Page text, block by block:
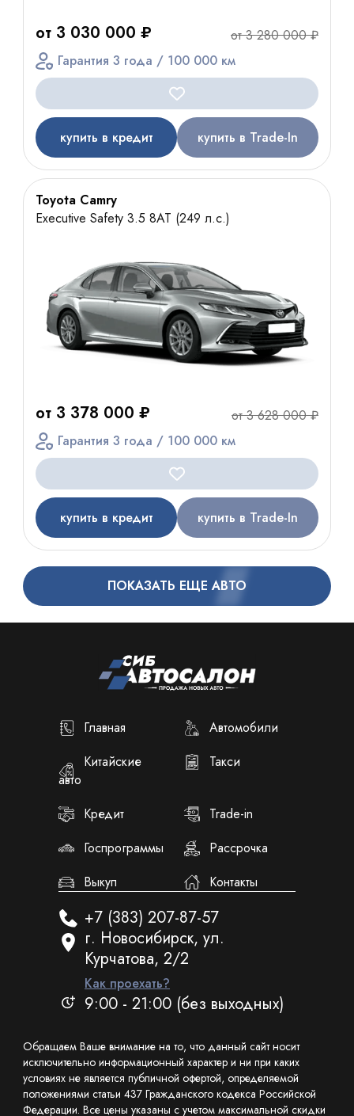
от 3 030 000 ₽
от 3 280 000 ₽
Гарантия 3 года / 100 000 км
купить в кредит купить в Trade-In
Toyota Camry
Executive Safety 3.5 8АТ (249 л.с.)
от 3 378 000 ₽
от 3 628 000 ₽
Гарантия 3 года / 100 000 км
купить в кредит купить в Trade-In
ПОКАЗАТЬ ЕЩЕ АВТО
Главная
Автомобили
Китайские
авто
Такси
Кредит
Trade-in
Госпрограммы
Рассрочка
Выкуп
Контакты
+7 (383) 207-87-57
г. Новосибирск, ул.
Курчатова, 2/2
Как проехать?
9:00 - 21:00 (без выходных)
Обращаем Ваше внимание на то, что данный сайт носит
исключительно информационный характер и ни при каких
условиях не является публичной офертой, определяемой
положениями статьи 437 Гражданского кодекса Российской
Федерации. Все цены указаны с учетом максимальной скидки